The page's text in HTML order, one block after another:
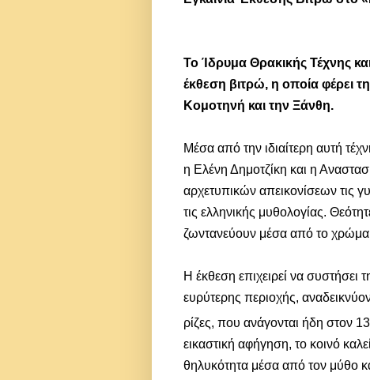
Το Ίδρυμα Θρακικής Τέχνης
έκθεση βιτρώ, η οποία φέρει
Κομοτηνή και την Ξάνθη.
Μέσα από την ιδιαίτερη αυτή
η Ελένη Δημοτζίκη και η
αρχετυπικών απεικονίσεων τις
τις ελληνικής μυθολογίας.
ζωντανεύουν μέσα από το χρώμα
Η έκθεση επιχειρεί να συστήσει
ευρύτερης περιοχής,
ρίζες, που ανάγονται ήδη στον 13
εικαστική αφήγηση, το κοινό
θηλυκότητα μέσα από τον μύθο